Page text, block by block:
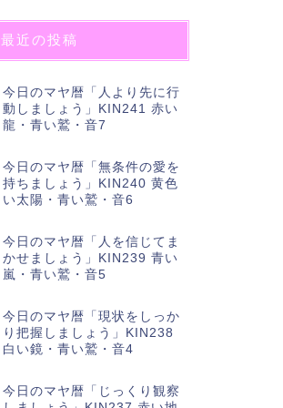
最近の投稿
今日のマヤ暦「人より先に行
動しましょう」KIN241 赤い
龍・青い鷲・音7
今日のマヤ暦「無条件の愛を
持ちましょう」KIN240 黄色
い太陽・青い鷲・音6
今日のマヤ暦「人を信じてま
かせましょう」KIN239 青い
嵐・青い鷲・音5
今日のマヤ暦「現状をしっか
り把握しましょう」KIN238
白い鏡・青い鷲・音4
今日のマヤ暦「じっくり観察